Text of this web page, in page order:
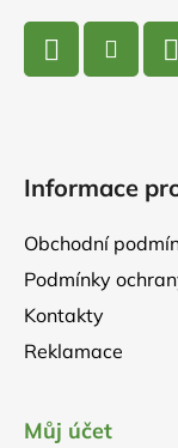
Informace
Obchodní
Podmínky
Kontakty
Reklamace
Můj účet